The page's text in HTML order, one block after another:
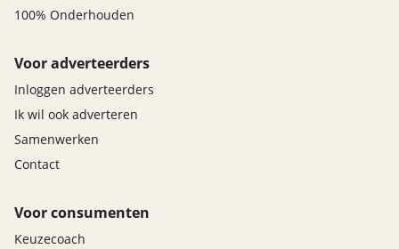
100% Onderhouden
Voor adverteerders
Inloggen adverteerders
Ik wil ook adverteren
Samenwerken
Contact
Voor consumenten
Keuzecoach